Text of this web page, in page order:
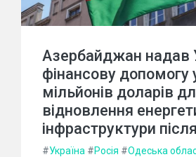
Азербайджан надав
фінансову допомогу
мільйонів доларів
відновлення
інфраструктури
#Україна #Росія #Одеська